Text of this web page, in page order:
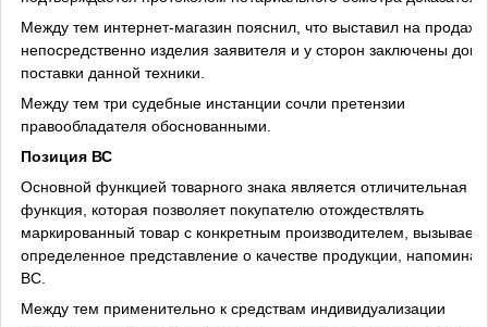
Между тем интернет-магазин пояснил, что выставил на продажу
непосредственно изделия заявителя и у сторон заключены
поставки данной техники.
Между тем три судебные инстанции сочли претензии
правообладателя обоснованными.
Позиция ВС
Основной функцией товарного знака является отличительная
функция, которая позволяет покупателю отождествлять
маркированный товар с конкретным производителем, вызывает
определенное представление о качестве продукции,
ВС.
Между тем применительно к средствам индивидуализации